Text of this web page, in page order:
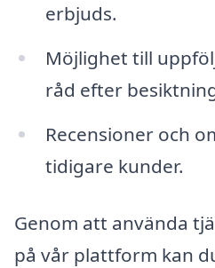
erbjuds.
Möjlighet till
råd efter
Recensioner och
tidigare kunder.
Genom att använda
på vår plattform kan